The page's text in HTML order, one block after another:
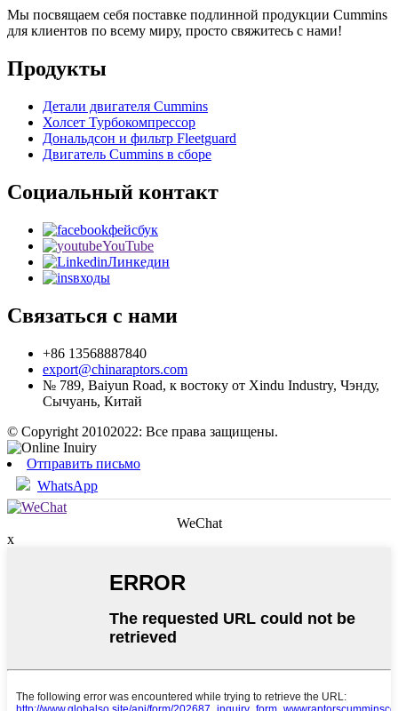
Мы посвящаем себя поставке подлинной продукции Cummins
для клиентов по всему миру, просто свяжитесь с нами!
Продукты
Детали двигателя Cummins
Холсет Турбокомпрессор
Дональдсон и фильтр Fleetguard
Двигатель Cummins в сборе
Социальный контакт
фейсбук
YouTube
Линкедин
входы
Связаться с нами
+86 13568887840
export@chinaraptors.com
№ 789, Baiyun Road, к востоку от Xindu Industry, Чэнду,
Сычуань, Китай
© Copyright 20102022: Все права защищены.
Отправить письмо
WhatsApp
WeChat
x